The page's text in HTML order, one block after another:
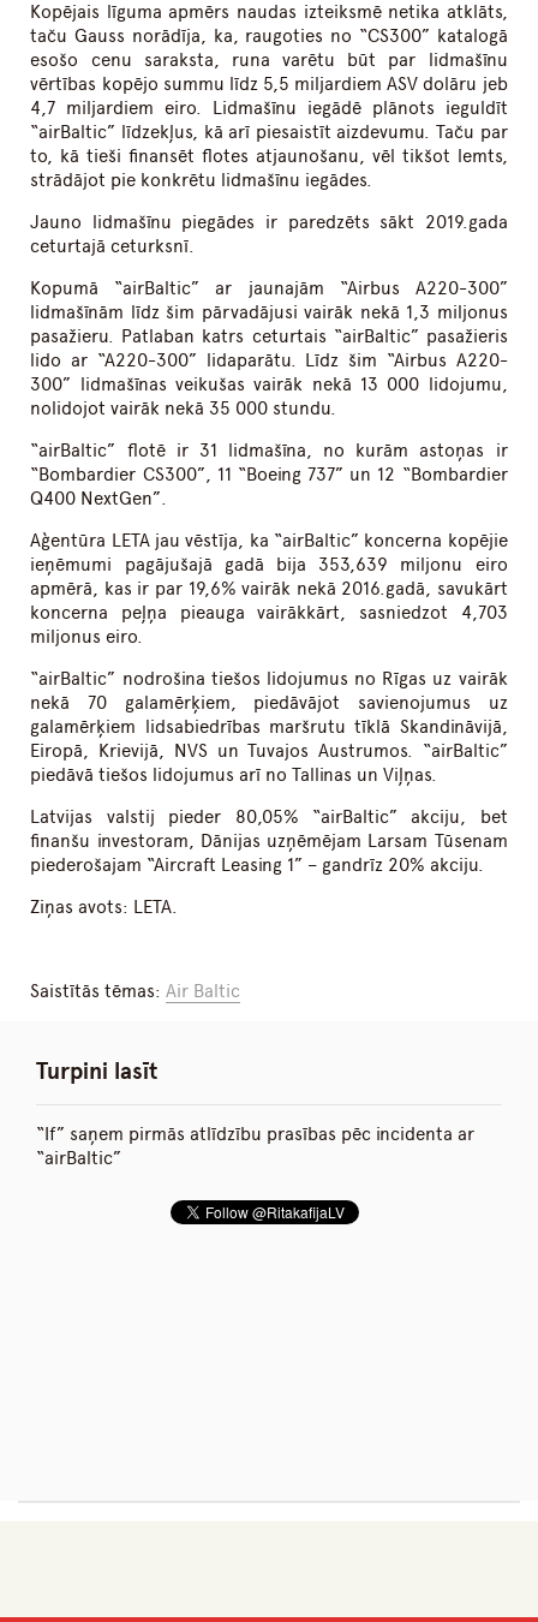
Kopējais līguma apmērs naudas izteiksmē netika atklāts,
taču Gauss norādīja, ka, raugoties no “CS300” katalogā
esošo cenu saraksta, runa varētu būt par lidmašīnu
vērtības kopējo summu līdz 5,5 miljardiem ASV dolāru jeb
4,7 miljardiem eiro. Lidmašīnu iegādē plānots ieguldīt
“airBaltic” līdzekļus, kā arī piesaistīt aizdevumu. Taču par
to, kā tieši finansēt flotes atjaunošanu, vēl tikšot lemts,
strādājot pie konkrētu lidmašīnu iegādes.
Jauno lidmašīnu piegādes ir paredzēts sākt 2019.gada
ceturtajā ceturksnī.
Kopumā “airBaltic” ar jaunajām “Airbus A220-300”
lidmašīnām līdz šim pārvadājusi vairāk nekā 1,3 miljonus
pasažieru. Patlaban katrs ceturtais “airBaltic” pasažieris
lido ar “A220-300” lidaparātu. Līdz šim “Airbus A220-
300” lidmašīnas veikušas vairāk nekā 13 000 lidojumu,
nolidojot vairāk nekā 35 000 stundu.
“airBaltic” flotē ir 31 lidmašīna, no kurām astoņas ir
“Bombardier CS300”, 11 “Boeing 737” un 12 “Bombardier
Q400 NextGen”.
Aģentūra LETA jau vēstīja, ka “airBaltic” koncerna kopējie
ieņēmumi pagājušajā gadā bija 353,639 miljonu eiro
apmērā, kas ir par 19,6% vairāk nekā 2016.gadā, savukārt
koncerna peļņa pieauga vairākkārt, sasniedzot 4,703
miljonus eiro.
“airBaltic” nodrošina tiešos lidojumus no Rīgas uz vairāk
nekā 70 galamērķiem, piedāvājot savienojumus uz
galamērķiem lidsabiedrības maršrutu tīklā Skandināvijā,
Eiropā, Krievijā, NVS un Tuvajos Austrumos. “airBaltic”
piedāvā tiešos lidojumus arī no Tallinas un Viļņas.
Latvijas valstij pieder 80,05% “airBaltic” akciju, bet
finanšu investoram, Dānijas uzņēmējam Larsam Tūsenam
piederošajam “Aircraft Leasing 1” – gandrīz 20% akciju.
Ziņas avots: LETA.
Saistītās tēmas:Air Baltic
Turpini lasīt
“If” saņem pirmās atlīdzību prasības pēc incidenta ar
“airBaltic”